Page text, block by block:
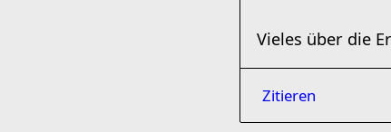
Vieles über die
Zitieren